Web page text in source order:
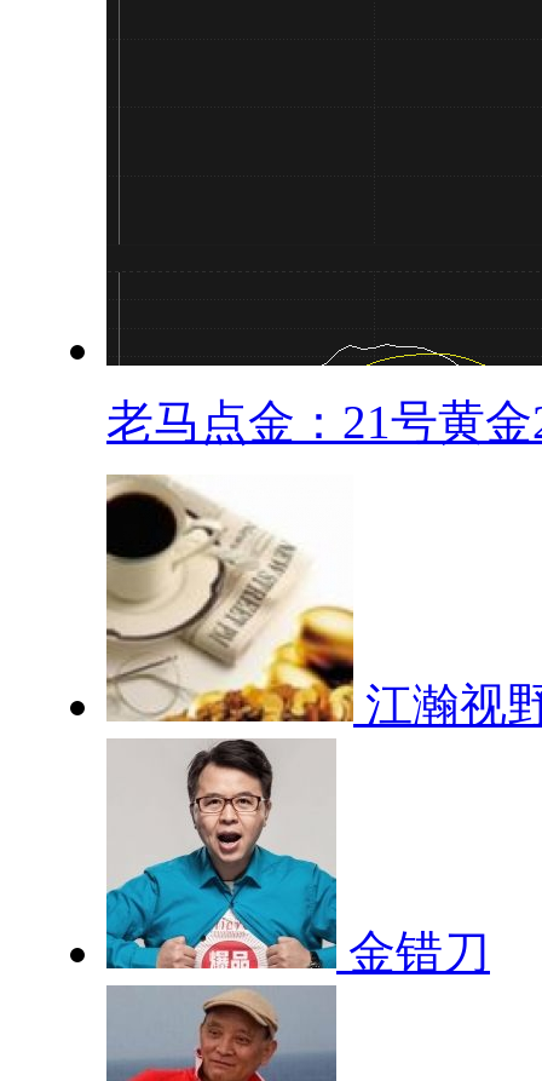
老马点金：21号黄金
江瀚视
金错刀